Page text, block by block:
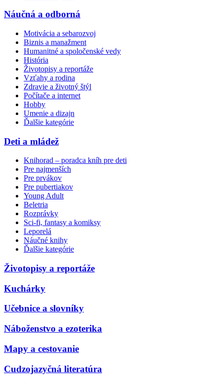
Náučná a odborná
Motivácia a sebarozvoj
Biznis a manažment
Humanitné a spoločenské vedy
História
Životopisy a reportáže
Vzťahy a rodina
Zdravie a životný štýl
Počítače a internet
Hobby
Umenie a dizajn
Ďalšie kategórie
Deti a mládež
Knihorad – poradca kníh pre deti
Pre najmenších
Pre prvákov
Pre pubertiakov
Young Adult
Beletria
Rozprávky
Sci-fi, fantasy a komiksy
Leporelá
Náučné knihy
Ďalšie kategórie
Životopisy a reportáže
Kuchárky
Učebnice a slovníky
Náboženstvo a ezoterika
Mapy a cestovanie
Cudzojazyčná literatúra